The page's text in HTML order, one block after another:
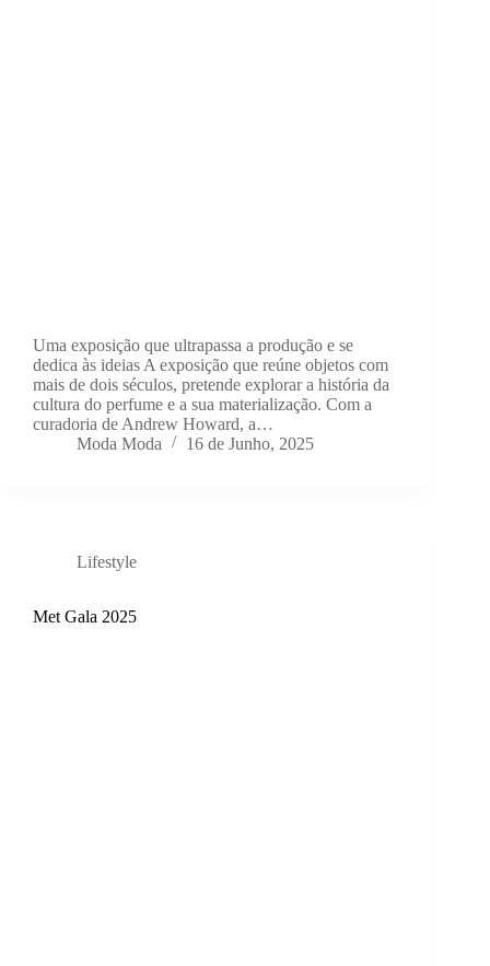
Uma exposição que ultrapassa a produção e se
dedica às ideias A exposição que reúne objetos com
mais de dois séculos, pretende explorar a história da
cultura do perfume e a sua materialização. Com a
curadoria de Andrew Howard, a…
Moda Moda
16 de Junho, 2025
Lifestyle
Met Gala 2025